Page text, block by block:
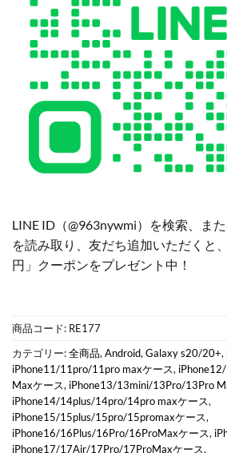
LINE ID（@963nywmi）を検索、ま
を読み取り、友だち追加いただくと
円」クーポンをプレゼント中！
商品コード: RE177
カテゴリー:全商品, Android, Galaxy s20/20+,
iPhone11/11pro/11pro maxケース,
Maxケース, iPhone13/13mini/13Pro/13Pro
iPhone14/14plus/14pro/14pro maxケース,
iPhone15/15plus/15pro/15promaxケース,
iPhone16/16Plus/16Pro/16ProMaxケース,
iPhone17/17Air/17Pro/17ProMaxケース,